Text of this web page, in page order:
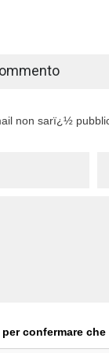
non sarï¿½
confermare